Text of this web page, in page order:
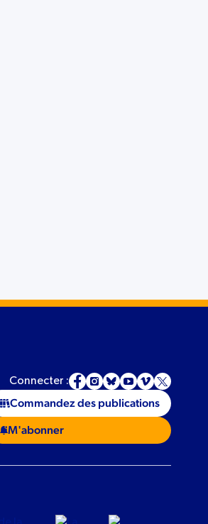
Commandez des publications
M'abonner
Connecter :